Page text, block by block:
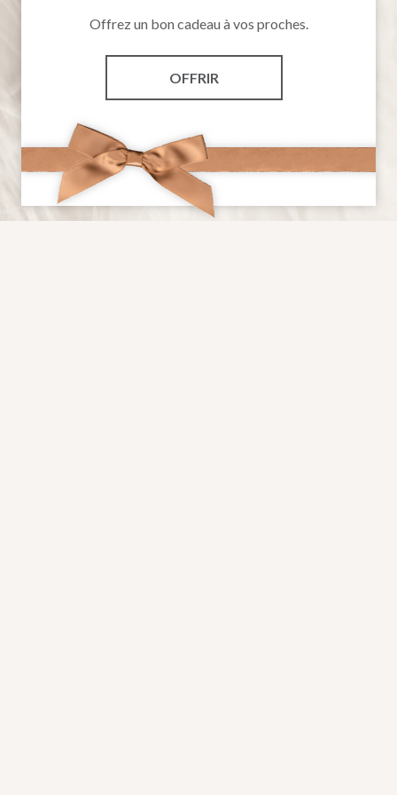
Offrez un bon cadeau à vos proches.
OFFRIR